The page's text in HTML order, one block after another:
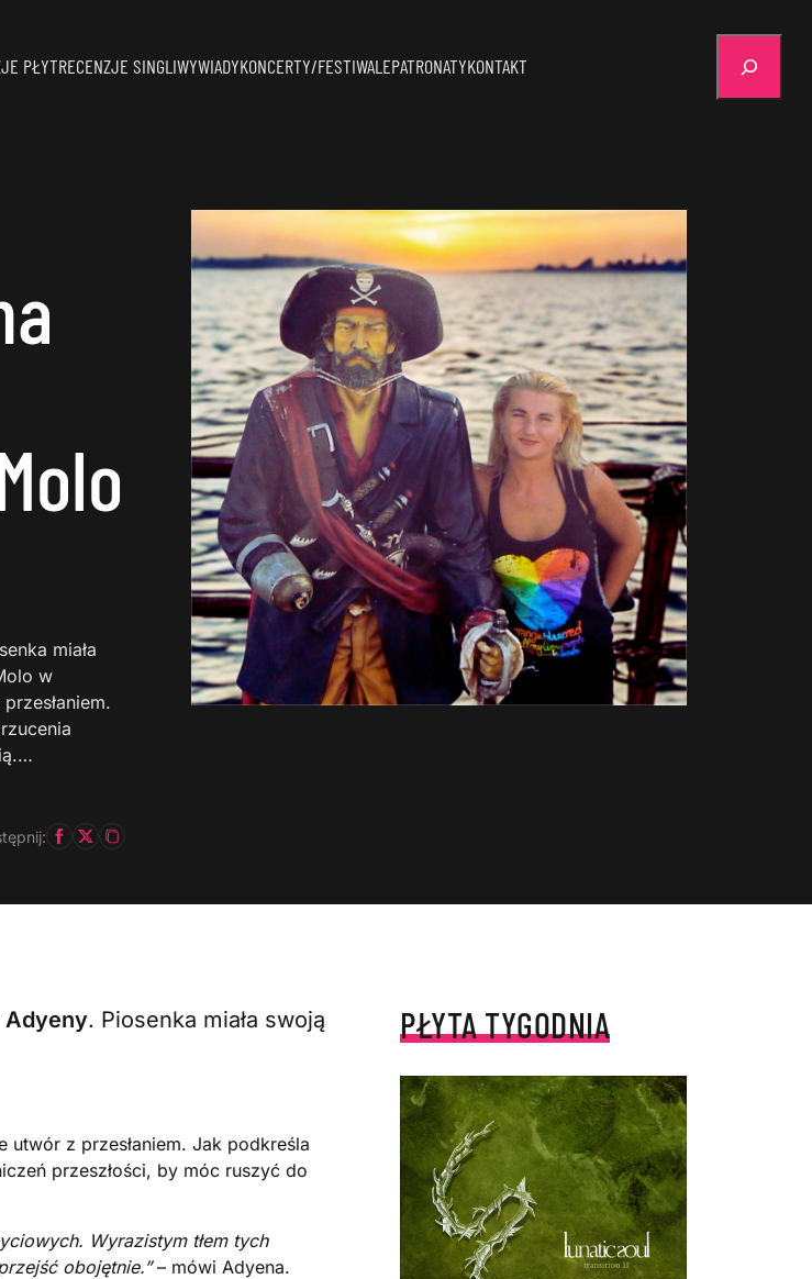
PŁYTRECENZJE SINGLIWYWIADYKONCERTY/FESTIWALEPATRONATYKONTAKT
miała
w
Adyeny. Piosenka miała swoją
z przesłaniem. Jak podkreśla
przeszłości, by móc ruszyć do
Wyrazistym tłem tych
obojętnie.”– mówi Adyena.
PŁYTA TYGODNIA